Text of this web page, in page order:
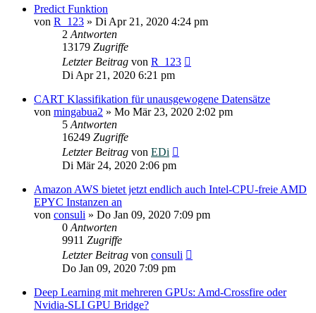
Predict Funktion
von R_123 » Di Apr 21, 2020 4:24 pm
2 Antworten
13179 Zugriffe
Letzter Beitrag von R_123
Di Apr 21, 2020 6:21 pm
CART Klassifikation für unausgewogene Datensätze
von mingabua2 » Mo Mär 23, 2020 2:02 pm
5 Antworten
16249 Zugriffe
Letzter Beitrag von EDi
Di Mär 24, 2020 2:06 pm
Amazon AWS bietet jetzt endlich auch Intel-CPU-freie AMD
EPYC Instanzen an
von consuli » Do Jan 09, 2020 7:09 pm
0 Antworten
9911 Zugriffe
Letzter Beitrag von consuli
Do Jan 09, 2020 7:09 pm
Deep Learning mit mehreren GPUs: Amd-Crossfire oder
Nvidia-SLI GPU Bridge?